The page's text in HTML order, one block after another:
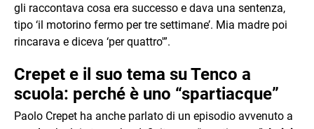
gli raccontava cosa era successo e dava una sentenza,
tipo ‘il motorino fermo per tre settimane’. Mia madre poi
rincarava e diceva ‘per quattro'”.
Crepet e il suo tema su Tenco a
scuola: perché è uno “spartiacque”
Paolo Crepet ha anche parlato di un episodio avvenuto a